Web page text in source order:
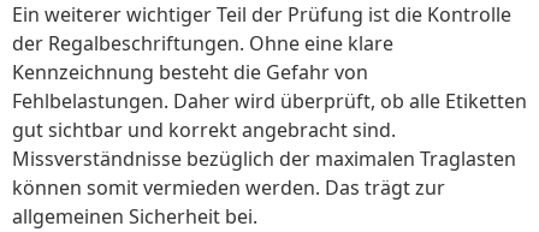
Ein weiterer wichtiger Teil der Prüfung ist die Kontrolle
der Regalbeschriftungen. Ohne eine klare
Kennzeichnung besteht die Gefahr von
Fehlbelastungen. Daher wird überprüft, ob alle Etiketten
gut sichtbar und korrekt angebracht sind.
Missverständnisse bezüglich der maximalen Traglasten
können somit vermieden werden. Das trägt zur
allgemeinen Sicherheit bei.